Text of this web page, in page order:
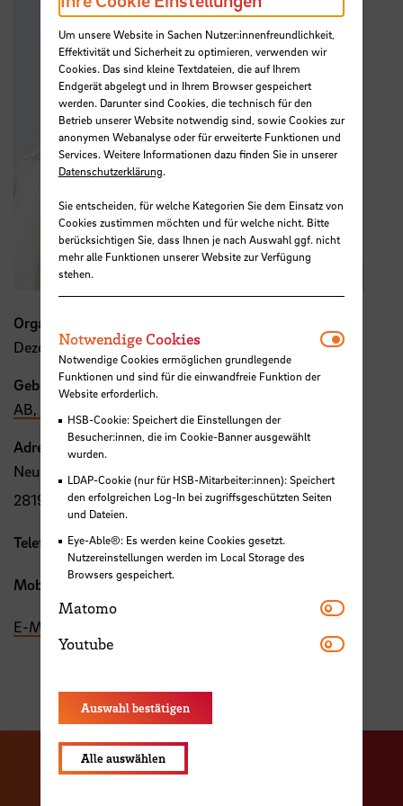
Organisation
Dezernat 2
Gebäude, Raum
AB, 304
Adresse
Neustadtswall 30
28199 Bremen
Telefon: +49 421 5905 2041
Mobil: +49 176 1514 0132
E-Mail
Zu unserer Facebook
Um unsere Website in Sachen Nutzer:innenfreundlichkeit,
Effektivität und Sicherheit zu optimieren, verwenden wir
Cookies. Das sind kleine Textdateien, die auf Ihrem
Endgerät abgelegt und in Ihrem Browser gespeichert
werden. Darunter sind Cookies, die technisch für den
Betrieb unserer Website notwendig sind, sowie Cookies zur
anonymen Webanalyse oder für erweiterte Funktionen und
Services. Weitere Informationen dazu finden Sie in unserer
Datenschutzerklärung.
Sie entscheiden, für welche Kategorien Sie dem Einsatz von
Cookies zustimmen möchten und für welche nicht. Bitte
berücksichtigen Sie, dass Ihnen je nach Auswahl ggf. nicht
mehr alle Funktionen unserer Website zur Verfügung
stehen.
Notwendige Cookies
Notwendige Cookies ermöglichen grundlegende
Funktionen und sind für die einwandfreie Funktion der
Website erforderlich.
HSB-Cookie: Speichert die Einstellungen der
Besucher:innen, die im Cookie-Banner ausgewählt
wurden.
LDAP-Cookie (nur für HSB-Mitarbeiter:innen): Speichert
den erfolgreichen Log-In bei zugriffsgeschützten Seiten
und Dateien.
Eye-Able®: Es werden keine Cookies gesetzt.
Nutzereinstellungen werden im Local Storage des
Browsers gespeichert.
Matomo Matomo
Youtube Youtube
Auswahl bestätigen
Alle auswählen